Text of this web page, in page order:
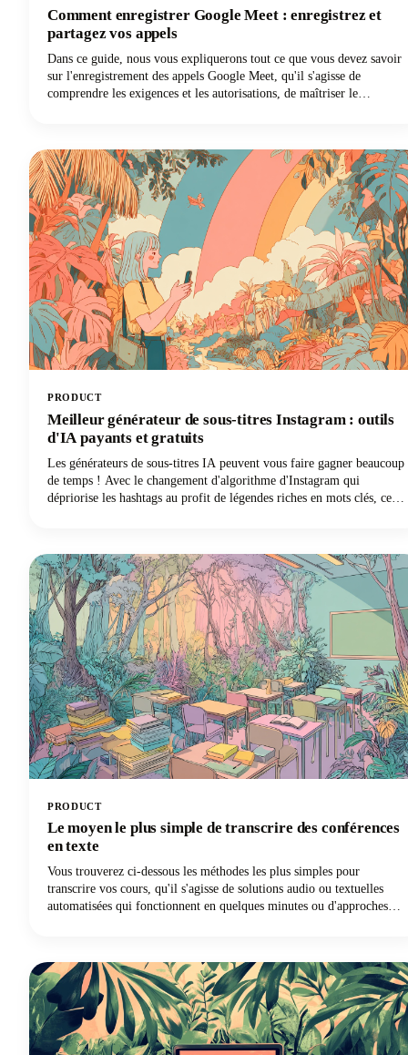
Comment enregistrer Google Meet : enregistrez et
partagez vos appels
Dans ce guide, nous vous expliquerons tout ce que vous devez savoir
sur l'enregistrement des appels Google Meet, qu'il s'agisse de
comprendre les exigences et les autorisations, de maîtriser le
PRODUCT
Meilleur générateur de sous-titres Instagram : outils
d'IA payants et gratuits
Les générateurs de sous-titres IA peuvent vous faire gagner beaucoup
de temps ! Avec le changement d'algorithme d'Instagram qui
dépriorise les hashtags au profit de légendes riches en mots clés, ces
générateurs de sous-titres Instagram gratuits et payants et explique
comment les utiliser efficacement pour créer des sous-titres qui
donnent des résultats concrets.
PRODUCT
Le moyen le plus simple de transcrire des conférences
en texte
Vous trouverez ci-dessous les méthodes les plus simples pour
transcrire vos cours, qu'il s'agisse de solutions audio ou textuelles
automatisées qui fonctionnent en quelques minutes ou d'approches